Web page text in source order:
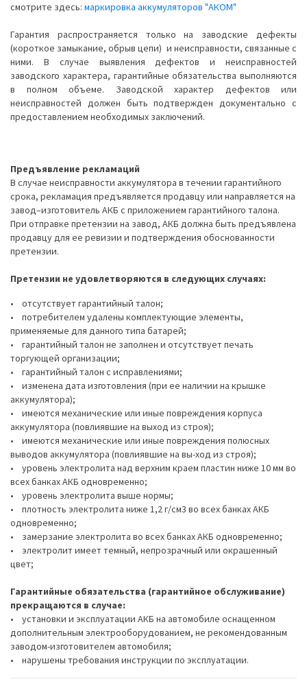
смотрите здесь: маркировка аккумуляторов "АКОМ"
Гарантия распространяется только на заводские дефекты
(короткое замыкание, обрыв цепи) и неисправности, связанные с
ними. В случае выявления дефектов и неисправностей
заводского характера, гарантийные обязательства выполняются
в полном объеме. Заводской характер дефектов или
неисправностей должен быть подтвержден документально с
предоставлением необходимых заключений.
Предъявление рекламаций
В случае неисправности аккумулятора в течении гарантийного
срока, рекламация предъявляется продавцу или направляется на
завод–изготовитель АКБ с приложением гарантийного талона.
При отправке претензии на завод, АКБ должна быть предъявлена
продавцу для ее ревизии и подтверждения обоснованности
претензии.
Претензии не удовлетворяются в следующих случаях:
• отсутствует гарантийный талон;
• потребителем удалены комплектующие элементы,
применяемые для данного типа батарей;
• гарантийный талон не заполнен и отсутствует печать
торгующей организации;
• гарантийный талон с исправлениями;
• изменена дата изготовления (при ее наличии на крышке
аккумулятора);
• имеются механические или иные повреждения корпуса
аккумулятора (повлиявшие на выход из строя);
• имеются механические или иные повреждения полюсных
выводов аккумулятора (повлиявшие на вы-ход из строя);
• уровень электролита над верхним краем пластин ниже 10 мм во
всех банках АКБ одновременно;
• уровень электролита выше нормы;
• плотность электролита ниже 1,2 г/см3 во всех банках АКБ
одновременно;
• замерзание электролита во всех банках АКБ одновременно;
• электролит имеет темный, непрозрачный или окрашенный
цвет;
Гарантийные обязательства (гарантийное обслуживание)
прекращаются в случае:
• установки и эксплуатации АКБ на автомобиле оснащенном
дополнительным электрооборудованием, не рекомендованным
заводом-изготовителем автомобиля;
• нарушены требования инструкции по эксплуатации.